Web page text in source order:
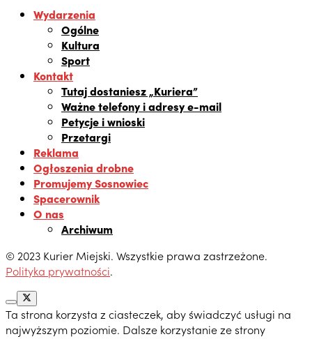
Wydarzenia
Ogólne
Kultura
Sport
Kontakt
Tutaj dostaniesz „Kuriera”
Ważne telefony i adresy e-mail
Petycje i wnioski
Przetargi
Reklama
Ogłoszenia drobne
Promujemy Sosnowiec
Spacerownik
O nas
Archiwum
© 2023 Kurier Miejski. Wszystkie prawa zastrzeżone.
Polityka prywatności.
Ta strona korzysta z ciasteczek, aby świadczyć usługi na
najwyższym poziomie. Dalsze korzystanie ze strony